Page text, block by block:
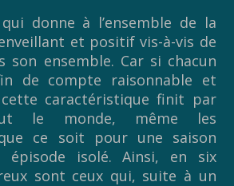
donne à l’ensemble de la
et positif vis-à-vis de
son ensemble. Car si chacun
de compte raisonnable et
caractéristique finit par
le monde, même les
ce soit pour une saison
isolé. Ainsi, en six
sont ceux qui, suite à un